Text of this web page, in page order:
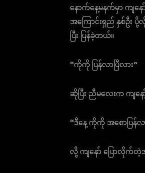
နောက်နေ့မနက်မှာ က
အကြောင်းရှည် နှစ်ဦး
ပြီး ပြန်ခဲ့တယ်။
“ကိုကို ပြန်လာပြီလား”
ဆိုပြီး ညီမလေးက ကျ
“ဒီနေ့ ကိုကို အစောပြန်
လို့ ကျနော် ပြောလိုက်တဲ့